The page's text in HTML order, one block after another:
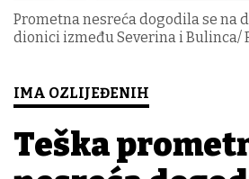
Prometna nesreća dogodila se na
dionici između Severina i Bulinca/
IMA OZLIJEĐENIH
Teška